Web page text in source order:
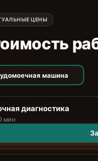
ЦЕНЫ
машина
диагностика
мин